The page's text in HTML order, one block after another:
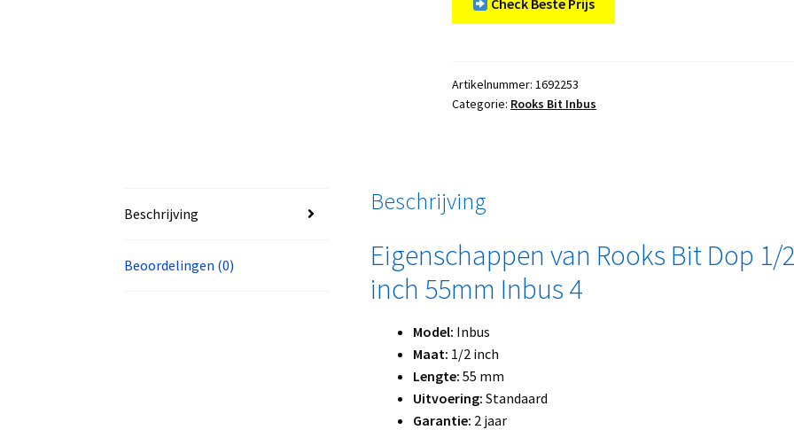
Check Beste Prijs
Artikelnummer:1692253
Categorie: Rooks Bit Inbus
Beschrijving
Beoordelingen (0)
Beschrijving
Eigenschappen van Rooks Bit Dop 1/2
inch 55mm Inbus 4
Model: Inbus
Maat: 1/2 inch
Lengte: 55 mm
Uitvoering: Standaard
Garantie: 2 jaar